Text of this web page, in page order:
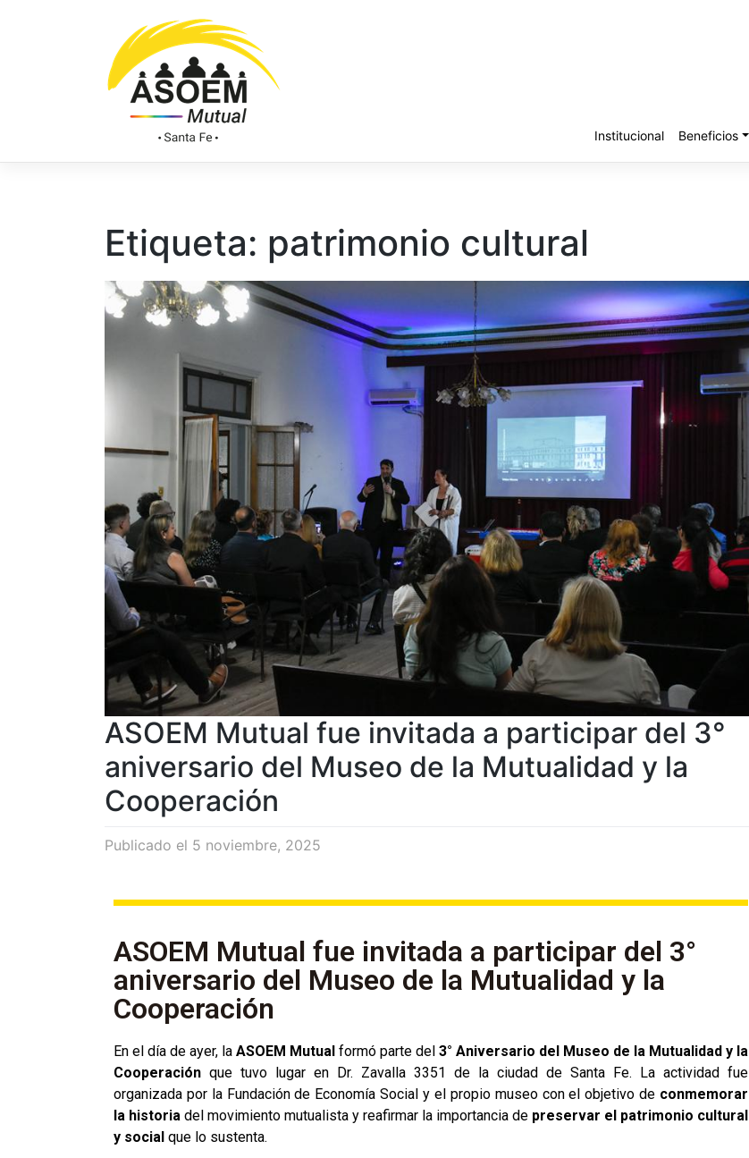
Institucional Beneficios
Etiqueta: patrimonio cultural
ASOEM Mutual fue invitada a participar del 3°
aniversario del Museo de la Mutualidad y la
Cooperación
Publicado el 5 noviembre, 2025
ASOEM Mutual fue invitada a participar del 3°
aniversario del Museo de la Mutualidad y la
Cooperación
En el día de ayer, la ASOEM Mutual formó parte del 3° Aniversario del Museo de la Mutualidad y la
Cooperación que tuvo lugar en Dr. Zavalla 3351 de la ciudad de Santa Fe. La actividad fue
organizada por la Fundación de Economía Social y el propio museo con el objetivo de conmemorar
la historia del movimiento mutualista y reafirmar la importancia de preservar el patrimonio cultural
y social que lo sustenta.